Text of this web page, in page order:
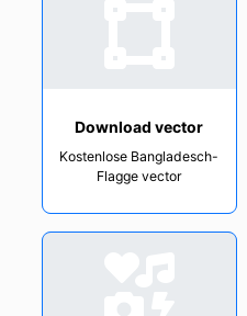
Download vector
Kostenlose Bangladesch-
Flagge vector